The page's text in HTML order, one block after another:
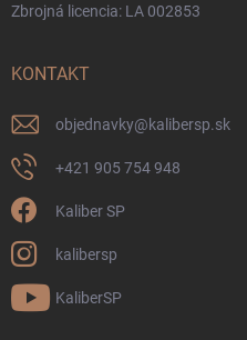
Zbrojná licencia: LA 002853
KONTAKT
objednavky@kalibersp.sk
+421 905 754 948
Kaliber SP
kalibersp
KaliberSP